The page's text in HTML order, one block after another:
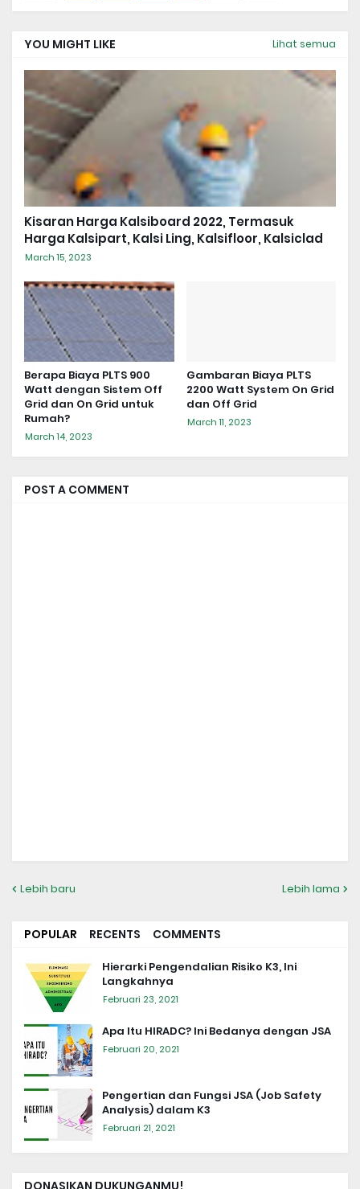
YOU MIGHT LIKE Lihat semua
Kisaran Harga Kalsiboard 2022, Termasuk
Harga Kalsipart, Kalsi Ling, Kalsifloor, Kalsiclad
March 15, 2023
Berapa Biaya PLTS 900
Watt dengan Sistem Off
Grid dan On Grid untuk
Rumah?
March 14, 2023
Gambaran Biaya PLTS
2200 Watt System On Grid
dan Off Grid
March 11, 2023
POST A COMMENT
Lebih baru Lebih lama
POPULAR RECENTS COMMENTS
Hierarki Pengendalian Risiko K3, Ini
Langkahnya
Februari 23, 2021
Apa Itu HIRADC? Ini Bedanya dengan JSA
Februari 20, 2021
Pengertian dan Fungsi JSA (Job Safety
Analysis) dalam K3
Februari 21, 2021